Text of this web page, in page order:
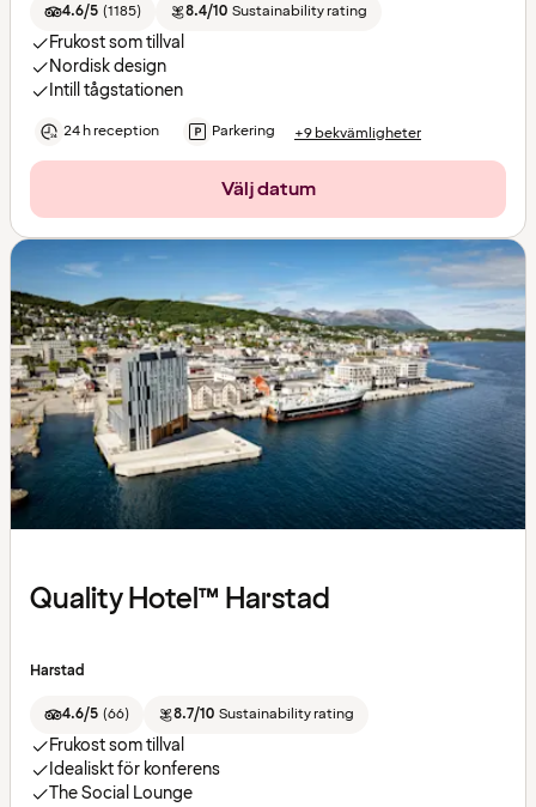
4.6/5 (1185) 8.4/10 Sustainability rating
Frukost som tillval
Nordisk design
Intill tågstationen
24 h reception Parkering +9 bekvämligheter
Välj datum
Quality Hotel™ Harstad
Harstad
4.6/5 (66) 8.7/10 Sustainability rating
Frukost som tillval
Idealiskt för konferens
The Social Lounge